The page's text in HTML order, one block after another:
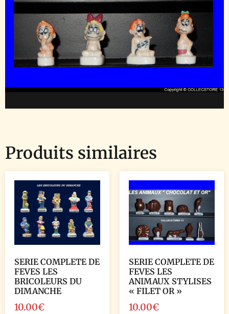
Produits similaires
SERIE COMPLETE DE
FEVES LES
BRICOLEURS DU
DIMANCHE
10.00€
SERIE COMPLETE DE
FEVES LES
ANIMAUX STYLISES
« FILET OR »
10.00€